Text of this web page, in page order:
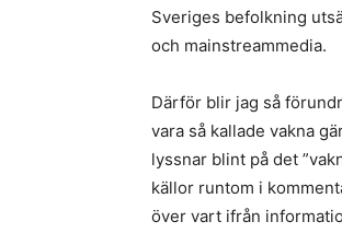
Sveriges befolkning
och mainstreammedia.
Därför blir jag så
vara så kallade vakna
lyssnar blint på det
källor runtom i
över vart ifrån